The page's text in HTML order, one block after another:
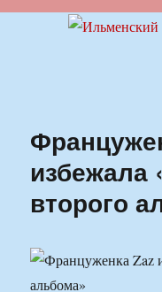
Ильменский
избежала
второго